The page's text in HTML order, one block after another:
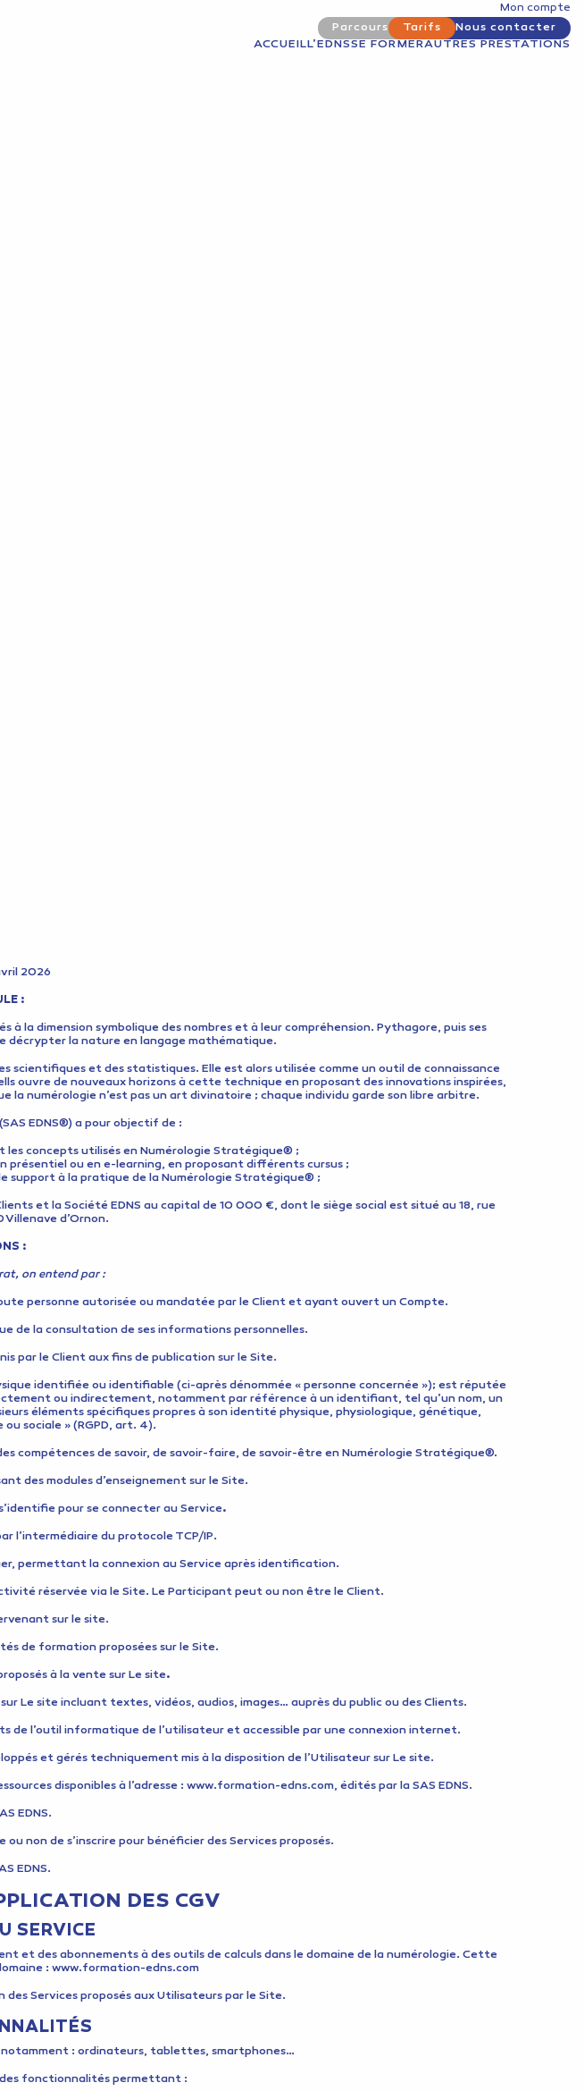
Mon compte
Parcours Tarifs
Nous contacter
ACCUEILL’EDNSSE FORMERAUTRES PRESTATIONS
2026
:
la dimension symbolique des nombres et à leur compréhension. Pythagore, puis ses
décrypter la nature en langage mathématique.
scientifiques et des statistiques. Elle est alors utilisée comme un outil de connaissance
ouvre de nouveaux horizons à cette technique en proposant des innovations inspirées,
numérologie n’est pas un art divinatoire ; chaque individu garde son libre arbitre.
EDNS®) a pour objectif de :
concepts utilisés en Numérologie Stratégique® ;
présentiel ou en e-learning, en proposant différents cursus ;
support à la pratique de la Numérologie Stratégique® ;
et la Société EDNS au capital de 10 000 €, dont le siège social est situé au 18, rue
Villenave d’Ornon.
:
on entend par :
personne autorisée ou mandatée par le Client et ayant ouvert un Compte.
de la consultation de ses informations personnelles.
par le Client aux fins de publication sur le Site.
identifiée ou identifiable (ci-après dénommée « personne concernée »); est réputée
ou indirectement, notamment par référence à un identifiant, tel qu’un nom, un
éléments spécifiques propres à son identité physique, physiologique, génétique,
sociale » (RGPD, art. 4).
compétences de savoir, de savoir-faire, de savoir-être en Numérologie Stratégique®.
des modules d’enseignement sur le Site.
pour se connecter au Service.
l’intermédiaire du protocole TCP/IP.
permettant la connexion au Service après identification.
réservée via le Site. Le Participant peut ou non être le Client.
sur le site.
de formation proposées sur le Site.
à la vente sur Le site.
Le site incluant textes, vidéos, audios, images… auprès du public ou des Clients.
de l’outil informatique de l’utilisateur et accessible par une connexion internet.
et gérés techniquement mis à la disposition de l’Utilisateur sur Le site.
disponibles à l’adresse : www.formation-edns.com, édités par la SAS EDNS.
EDNS.
non de s’inscrire pour bénéficier des Services proposés.
EDNS.
DES CGV
SERVICE
et des abonnements à des outils de calculs dans le domaine de la numérologie. Cette
: www.formation-edns.com
Services proposés aux Utilisateurs par le Site.
: ordinateurs, tablettes, smartphones…
fonctionnalités permettant :